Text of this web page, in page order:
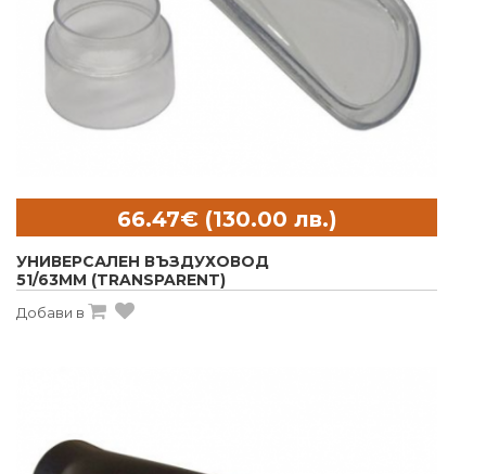
УНИВЕРСАЛЕН ВЪЗДУХОВОД
51/63MM (TRANSPARENT)
Добави в